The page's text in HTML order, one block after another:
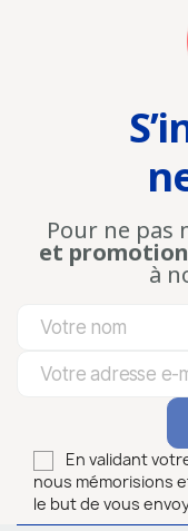
Pour ne pas
et
à
En validant
nous mémorisions
le but de vous